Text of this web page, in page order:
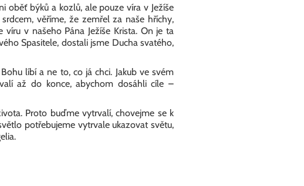
oběť býků a kozlů, ale pouze víra v Ježíše
věříme, že zemřel za naše hříchy,
v našeho Pána Ježíše Krista. On je ta
Spasitele, dostali jsme Ducha svatého,
líbí a ne to, co já chci. Jakub ve svém
až do konce, abychom dosáhli cíle –
Proto buďme vytrvalí, chovejme se k
potřebujeme vytrvale ukazovat světu,